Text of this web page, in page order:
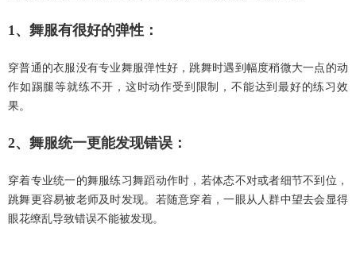
1、舞服有很好的弹性：
穿普通的衣服没有专业舞服弹性好，跳舞时遇到幅度稍微大一点的动
作如踢腿等就练不开，这时动作受到限制，不能达到最好的练习效
果。
2、舞服统一更能发现错误：
穿着专业统一的舞服练习舞蹈动作时，若体态不对或者细节不到位，
跳舞更容易被老师及时发现。若随意穿着，一眼从人群中望去会显得
眼花缭乱导致错误不能被发现。